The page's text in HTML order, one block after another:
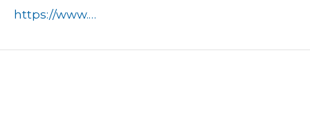
https://www.domod.ru/city/info/news/grafik_raboty_mfts_na_23_fevralya_i_8_marta_2026/